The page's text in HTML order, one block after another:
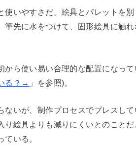
いやすさだ。絵具とパレットを
筆先に水をつけて、固形絵具に触
ら使い易い合理的な配置になって
る？→ 」を参照)。
いが、制作プロセスでプレスし
絵具よりも減りにくいとのことだ
ている。